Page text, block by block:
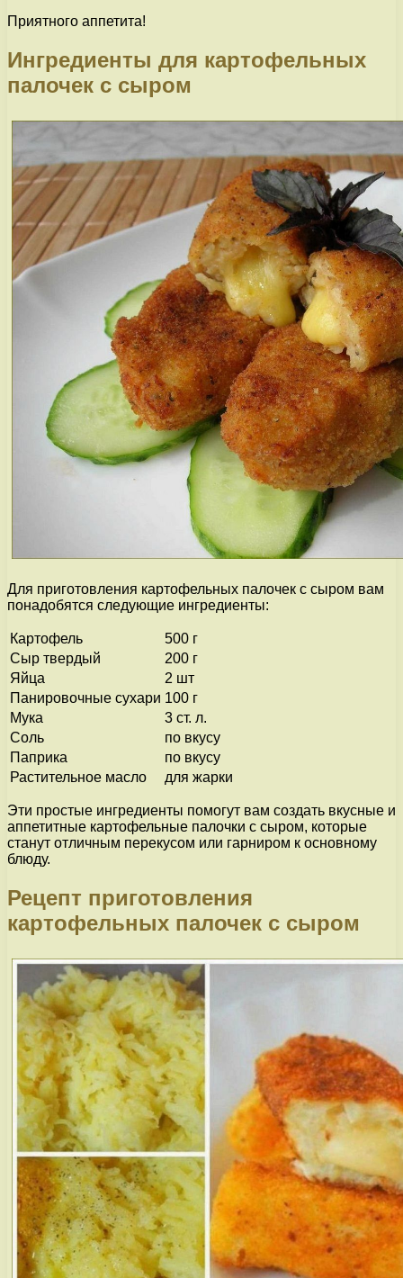
Приятного аппетита!
Ингредиенты для картофельных
палочек с сыром
Для приготовления картофельных палочек с сыром вам
понадобятся следующие ингредиенты:
Картофель
500 г
Сыр твердый
200 г
Яйца
2 шт
Панировочные сухари 100 г
Мука
3 ст. л.
Соль
по вкусу
Паприка
по вкусу
Растительное масло
для жарки
Эти простые ингредиенты помогут вам создать вкусные и
аппетитные картофельные палочки с сыром, которые
станут отличным перекусом или гарниром к основному
блюду.
Рецепт приготовления
картофельных палочек с сыром